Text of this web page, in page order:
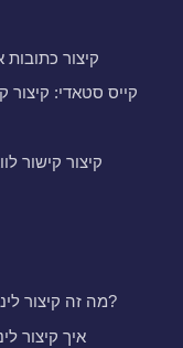
קיצור
קייס סטאדי: קיצור
קיצור קישור
מה זה קיצור לינקים ולמה זה חשוב בעידן הדיגיטלי?
איך קיצור